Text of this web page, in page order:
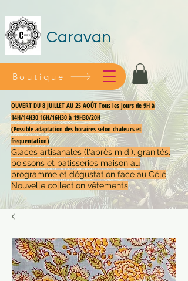
Caravan
OUVERT DU 8 JUILLET AU 25 AOÛT Tous les jours de 9H à
14H/14H30 16H/16H30 à 19H30/20H
(Possible adaptation des horaires selon chaleurs et
frequentation)
Glaces artisanales (l'après midi), granités,
boissons et patisseries maison au
programme et dégustation face au Célé
Nouvelle collection vêtements
Boutique